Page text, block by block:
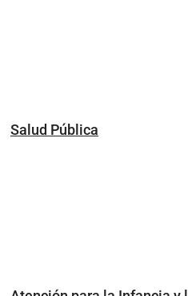
Salud Pública